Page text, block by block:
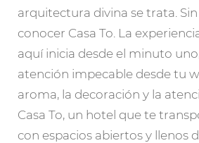
arquitectura divina se trata.
conocer Casa To. La
aquí inicia desde el minuto
atención impecable desde tu
aroma, la decoración y la
Casa To, un hotel que te
con espacios abiertos y llenos